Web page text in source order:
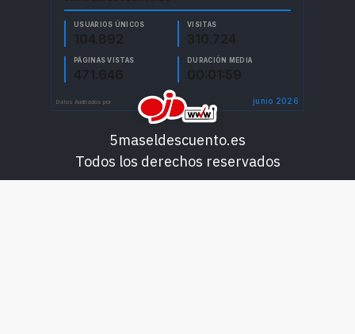
5maseldescuento.es
Todos los derechos reservados